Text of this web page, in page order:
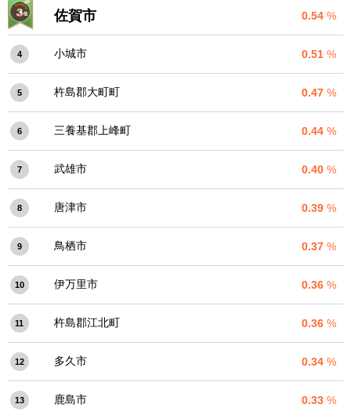
佐賀市 0.54 %
4 小城市 0.51 %
5 杵島郡大町町 0.47 %
6 三養基郡上峰町 0.44 %
7 武雄市 0.40 %
8 唐津市 0.39 %
9 鳥栖市 0.37 %
10 伊万里市 0.36 %
11 杵島郡江北町 0.36 %
12 多久市 0.34 %
13 鹿島市 0.33 %